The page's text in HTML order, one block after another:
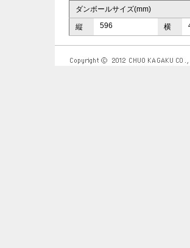
ダンボールサイズ(mm)
縦 596 横